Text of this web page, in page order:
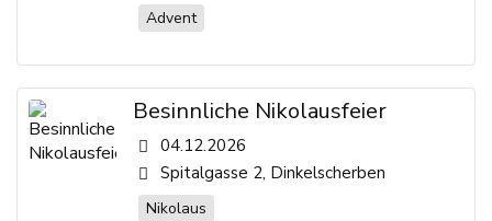
Advent
Besinnliche Nikolausfeier
04.12.2026
Spitalgasse 2, Dinkelscherben
Nikolaus